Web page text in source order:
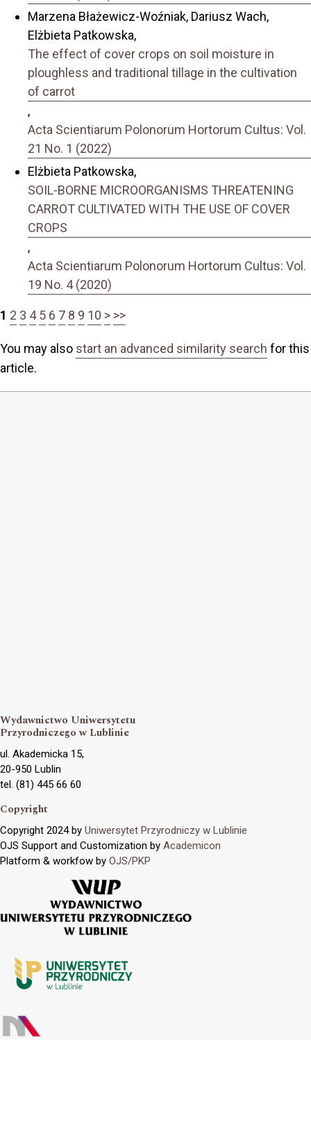
Marzena Błażewicz-Woźniak, Dariusz Wach,
Elżbieta Patkowska,
The effect of cover crops on soil moisture in
ploughless and traditional tillage in the cultivation
of carrot
,
Acta Scientiarum Polonorum Hortorum Cultus: Vol.
21 No. 1 (2022)
Elżbieta Patkowska,
SOIL-BORNE MICROORGANISMS THREATENING
CARROT CULTIVATED WITH THE USE OF COVER
CROPS
,
Acta Scientiarum Polonorum Hortorum Cultus: Vol.
19 No. 4 (2020)
1 2 3 4 5 6 7 8 9 10 > >>
You may also start an advanced similarity search for this
article.
Wydawnictwo Uniwersytetu
Przyrodniczego w Lublinie
ul. Akademicka 15,
20-950 Lublin
tel. (81) 445 66 60
Copyright
Copyright 2024 by Uniwersytet Przyrodniczy w Lublinie
OJS Support and Customization by Academicon
Platform & workfow by OJS/PKP